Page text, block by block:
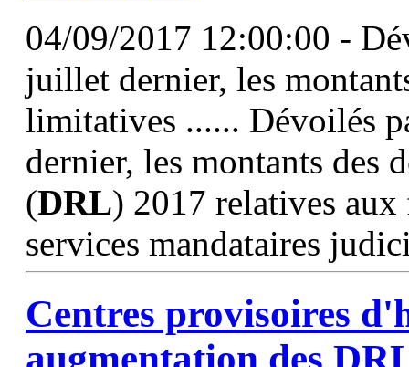
04/09/2017 12:00:00 -
juillet dernier, les
limitatives ...... Dévoilés
dernier, les montants des
(DRL) 2017 relatives
services mandataires
Centres provisoires
augmentation des